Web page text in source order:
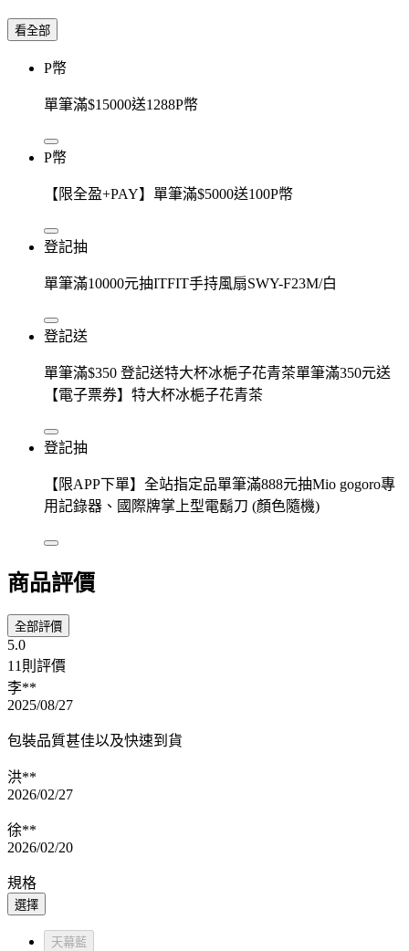
看全部
P幣
單筆滿$15000送1288P幣
P幣
【限全盈+PAY】單筆滿$5000送100P幣
登記抽
單筆滿10000元抽ITFIT手持風扇SWY-F23M/白
登記送
單筆滿$350 登記送特大杯冰梔子花青茶單筆滿350元送
【電子票券】特大杯冰梔子花青茶
登記抽
【限APP下單】全站指定品單筆滿888元抽Mio gogoro專
用記錄器、國際牌掌上型電鬍刀 (顏色隨機)
商品評價
全部評價
5.0
11則評價
李**
2025/08/27
包裝品質甚佳以及快速到貨
洪**
2026/02/27
徐**
2026/02/20
規格
選擇
天幕藍